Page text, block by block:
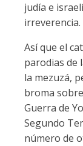
judía e
irreverencia.
Así que el
parodias de
la mezuzá,
broma
Guerra de
Segundo
número de